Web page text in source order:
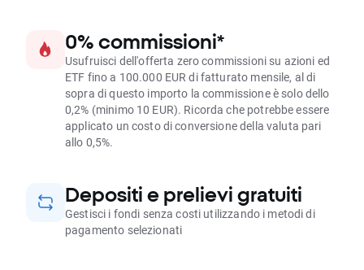
0% commissioni*
Usufruisci dell'offerta zero commissioni su azioni ed
ETF fino a 100.000 EUR di fatturato mensile, al di
sopra di questo importo la commissione è solo dello
0,2% (minimo 10 EUR). Ricorda che potrebbe essere
applicato un costo di conversione della valuta pari
allo 0,5%.
Depositi e prelievi gratuiti
Gestisci i fondi senza costi utilizzando i metodi di
pagamento selezionati